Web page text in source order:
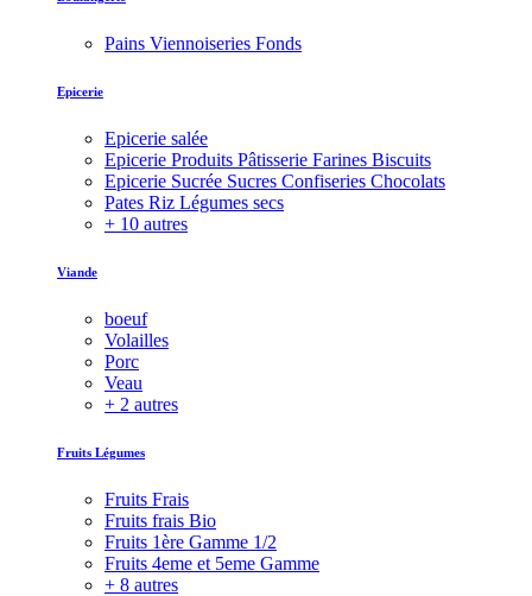
Pains Viennoiseries Fonds
Epicerie
Epicerie salée
Epicerie Produits Pâtisserie Farines Biscuits
Epicerie Sucrée Sucres Confiseries Chocolats
Pates Riz Légumes secs
+ 10 autres
Viande
boeuf
Volailles
Porc
Veau
+ 2 autres
Fruits Légumes
Fruits Frais
Fruits frais Bio
Fruits 1ère Gamme 1/2
Fruits 4eme et 5eme Gamme
+ 8 autres